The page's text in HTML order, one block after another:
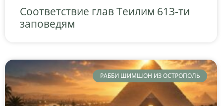
Соответствие глав Теилим 613-ти
заповедям
РАББИ ШИМШОН ИЗ ОСТРОПОЛЬ